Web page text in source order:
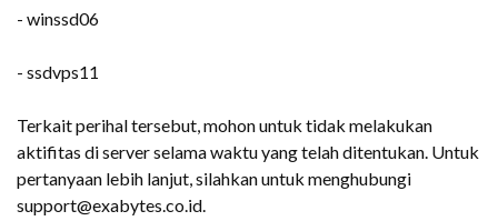
- winssd06
- ssdvps11
Terkait perihal tersebut, mohon untuk tidak melakukan
aktifitas di server selama waktu yang telah ditentukan. Untuk
pertanyaan lebih lanjut, silahkan untuk menghubungi
support@exabytes.co.id.